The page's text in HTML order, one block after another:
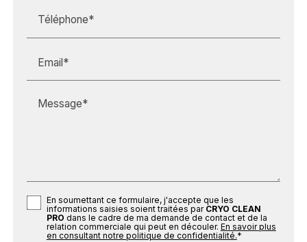
Téléphone*
Email*
Message*
En soumettant ce formulaire, j'accepte que les
informations saisies soient traitées par CRYO CLEAN
PRO dans le cadre de ma demande de contact et de la
relation commerciale qui peut en découler. En savoir plus
en consultant notre politique de confidentialité.*